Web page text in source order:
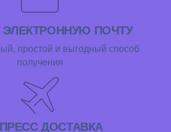
ПОЧТУ
простой и выгодный способ
получения
ДОСТАВКА